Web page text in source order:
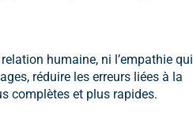
humaine, ni l’empathie qui
réduire les erreurs liées à la
complètes et plus rapides.